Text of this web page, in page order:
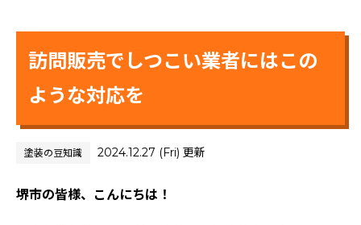
訪問販売でしつこい業者にはこの
ような対応を
塗装の豆知識 2024.12.27 (Fri) 更新
堺市の皆様、こんにちは！